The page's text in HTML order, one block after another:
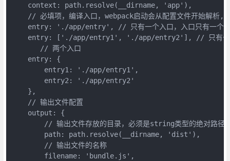
    context: path.resolve(__dirname, 'app'),
// 必填项，编译入口，webpack启动会从配置文件开始解析,
entry: './app/entry', // 只有一个入口，入口只有一个
entry: ['./app/entry1', './app/entry2'], // 只有一
       // 两个入口
    entry: {
        entry1: './app/entry1',
        entry2: './app/entry2'
    },
    // 输出文件配置
    output: {
        // 输出文件存放的目录，必须是string类型的绝对路径
        path: path.resolve(__dirname, 'dist'),
        // 输出文件的名称
        filename: 'bundle.js',